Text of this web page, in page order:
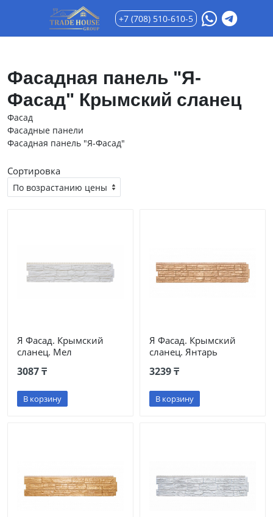
+7 (708) 510-610-5
Фасадная панель "Я-
Фасад" Крымский сланец
Фасад
Фасадные панели
Фасадная панель "Я-Фасад"
Сортировка
Я Фасад. Крымский
сланец. Мел
3087 ₸
В корзину
Я Фасад. Крымский
сланец. Янтарь
3239 ₸
В корзину